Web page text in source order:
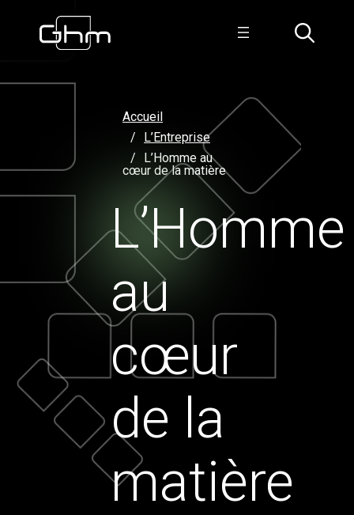
contenu
Accueil
L’Entreprise
L’Homme au
cœur de la matière
L’Homme
au
cœur
de la
matière